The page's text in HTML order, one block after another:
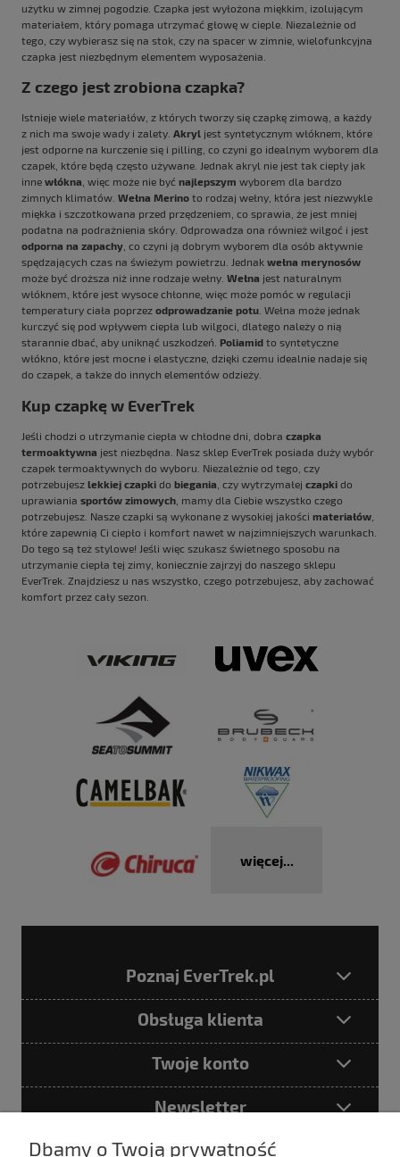
użytku w zimnej pogodzie. Czapka jest wyłożona miękkim, izolującym
materiałem, który pomaga utrzymać głowę w cieple. Niezależnie od
tego, czy wybierasz się na stok, czy na spacer w zimnie, wielofunkcyjna
czapka jest niezbędnym elementem wyposażenia.
Z czego jest zrobiona czapka?
Istnieje wiele materiałów, z których tworzy się czapkę zimową, a każdy
z nich ma swoje wady i zalety. Akryl jest syntetycznym włóknem, które
jest odporne na kurczenie się i pilling, co czyni go idealnym wyborem dla
czapek, które będą często używane. Jednak akryl nie jest tak ciepły jak
inne włókna , więc może nie być najlepszym wyborem dla bardzo
zimnych klimatów. Wełna Merino to rodzaj wełny, która jest niezwykle
miękka i szczotkowana przed przędzeniem, co sprawia, że jest mniej
podatna na podrażnienia skóry. Odprowadza ona również wilgoć i jest
odporna na zapachy , co czyni ją dobrym wyborem dla osób aktywnie
spędzających czas na świeżym powietrzu. Jednak wełna merynosów
może być droższa niż inne rodzaje wełny. Wełna jest naturalnym
włóknem, które jest wysoce chłonne, więc może pomóc w regulacji
temperatury ciała poprzez odprowadzanie potu . Wełna może jednak
kurczyć się pod wpływem ciepła lub wilgoci, dlatego należy o nią
starannie dbać, aby uniknąć uszkodzeń. Poliamid to syntetyczne
włókno, które jest mocne i elastyczne, dzięki czemu idealnie nadaje się
do czapek, a także do innych elementów odzieży.
Kup czapkę w EverTrek
Jeśli chodzi o utrzymanie ciepła w chłodne dni, dobra czapka
termoaktywna jest niezbędna. Nasz sklep EverTrek posiada duży wybór
czapek termoaktywnych do wyboru. Niezależnie od tego, czy
potrzebujesz lekkiej czapki do biegania , czy wytrzymałej czapki do
uprawiania sportów zimowych , mamy dla Ciebie wszystko czego
potrzebujesz. Nasze czapki są wykonane z wysokiej jakości materiałów
które zapewnią Ci ciepło i komfort nawet w najzimniejszych warunkach.
Do tego są też stylowe! Jeśli więc szukasz świetnego sposobu na
utrzymanie ciepła tej zimy, koniecznie zajrzyj do naszego sklepu
EverTrek. Znajdziesz u nas wszystko, czego potrzebujesz, aby zachować
komfort przez cały sezon.
więcej...
Poznaj EverTrek.pl
Obsługa klienta
Twoje konto
Newsletter
Dbamy o Twoją prywatność